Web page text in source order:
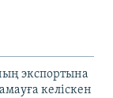
экспортына
келіскен